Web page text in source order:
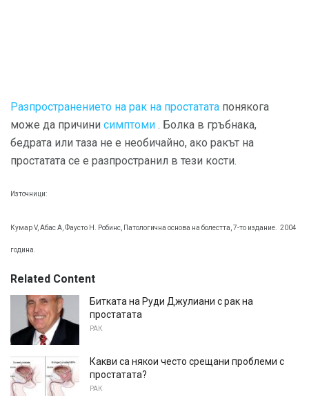
Разпространението на рак на простатата понякога
може да причини симптоми . Болка в гръбнака,
бедрата или таза не е необичайно, ако ракът на
простатата се е разпространил в тези кости.
Източници:
Кумар V, Абас А, Фаусто Н. Робинс, Патологична основа на болестта, 7-то издание. 2004
година.
Related Content
Битката на Руди Джулиани с рак на
простатата
РАК
Какви са някои често срещани проблеми с
простатата?
РАК